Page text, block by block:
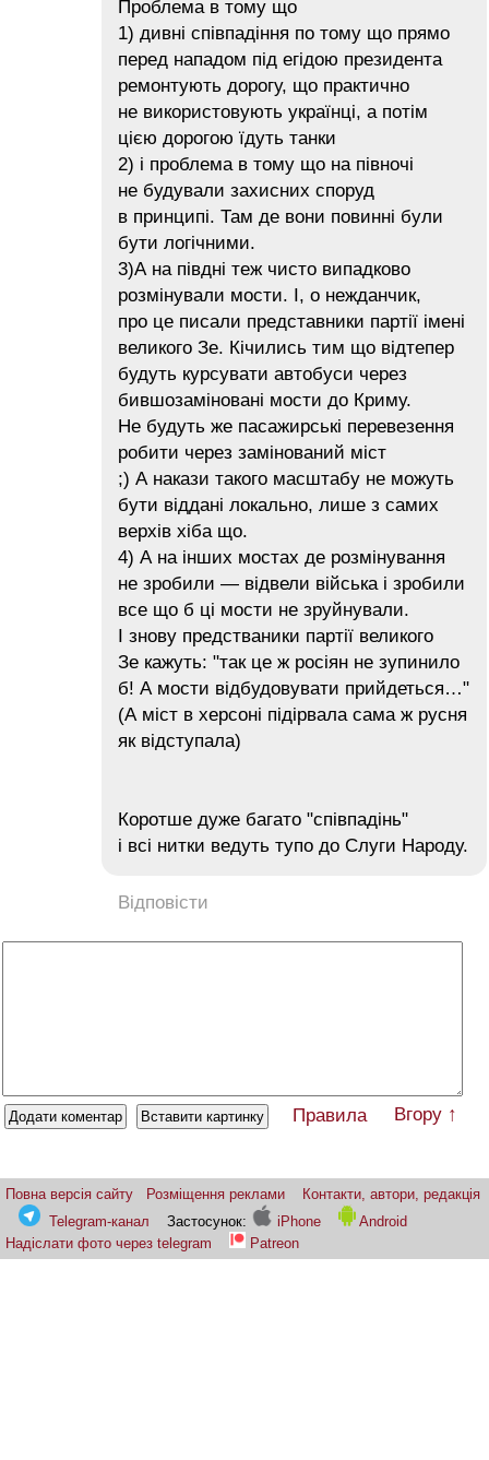
Проблема в тому що
1) дивні співпадіння по тому що прямо
перед нападом під егідою президента
ремонтують дорогу, що практично
не використовують українці, а потім
цією дорогою їдуть танки
2) і проблема в тому що на півночі
не будували захисних споруд
в принципі. Там де вони повинні були
бути логічними.
3)А на півдні теж чисто випадково
розмінували мости. І, о нежданчик,
про це писали представники партії імені
великого Зе. Кічились тим що відтепер
будуть курсувати автобуси через
бившозаміновані мости до Криму.
Не будуть же пасажирські перевезення
робити через замінований міст
;) А накази такого масштабу не можуть
бути віддані локально, лише з самих
верхів хіба що.
4) А на інших мостах де розмінування
не зробили — відвели війська і зробили
все що б ці мости не зруйнували.
І знову предстваники партії великого
Зе кажуть: "так це ж росіян не зупинило
б! А мости відбудовувати прийдеться…"
(А міст в херсоні підірвала сама ж русня
як відступала)
Коротше дуже багато "співпадінь"
і всі нитки ведуть тупо до Слуги Народу.
Відповісти
Правила Вгору ↑
Повна версія сайту Розміщення реклами
Контакти, автори, редакція
Telegram-канал
Застосунок: iPhone
Android
Надіслати фото через telegram
Patreon